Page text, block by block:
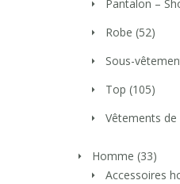
Pantalon –
Robe (52)
Sous-
Top (105)
Vêtements de
Homme (33)
Accessoires